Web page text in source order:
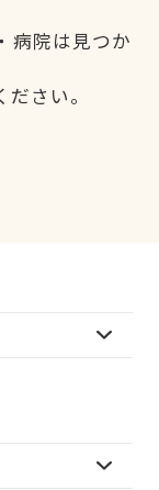
病院は見つか
さい。